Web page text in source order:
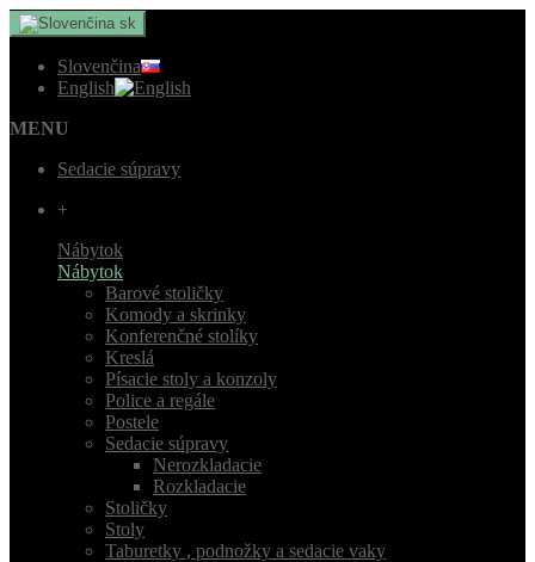
sk
Slovenčina
English
MENU
Sedacie súpravy
+
Nábytok
Nábytok
Barové stoličky
Komody a skrinky
Konferenčné stolíky
Kreslá
Písacie stoly a konzoly
Police a regále
Postele
Sedacie súpravy
Nerozkladacie
Rozkladacie
Stoličky
Stoly
Taburetky , podnožky a sedacie vaky